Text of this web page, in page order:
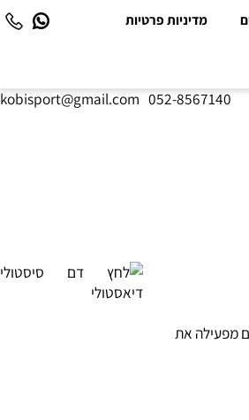
מדיניות פרטיות
kobisport@gmail.com |052-8567140
מפעילה את